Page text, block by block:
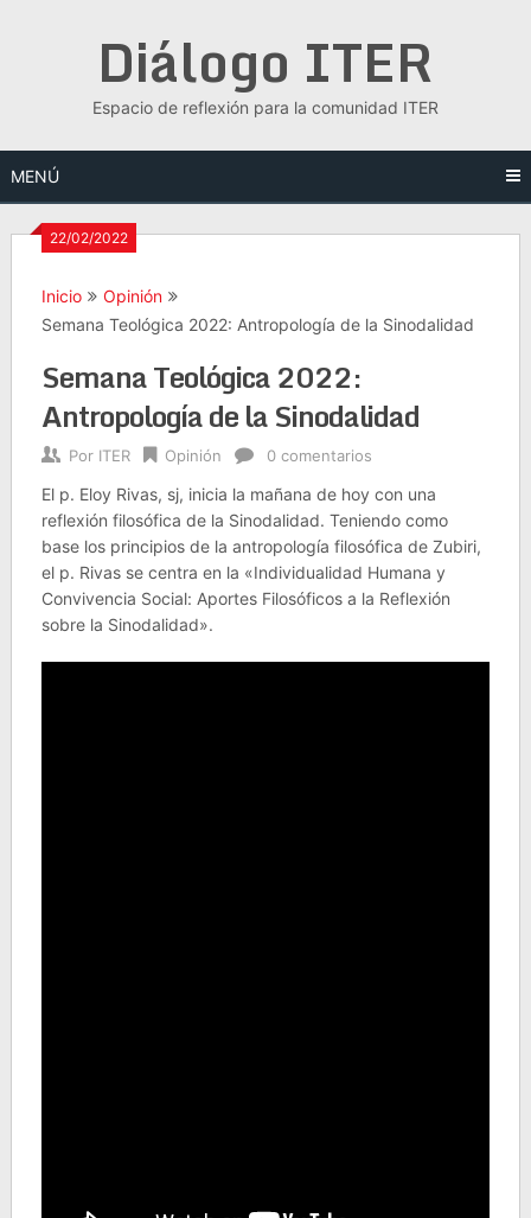
Diálogo ITER
Espacio de reflexión para la comunidad ITER
MENÚ
22/02/2022
Inicio
Opinión
Semana Teológica 2022: Antropología de la Sinodalidad
Semana Teológica 2022:
Antropología de la Sinodalidad
Por ITER Opinión 0 comentarios
El p. Eloy Rivas, sj, inicia la mañana de hoy con una
reflexión filosófica de la Sinodalidad. Teniendo como
base los principios de la antropología filosófica de Zubiri,
el p. Rivas se centra en la «Individualidad Humana y
Convivencia Social: Aportes Filosóficos a la Reflexión
sobre la Sinodalidad».